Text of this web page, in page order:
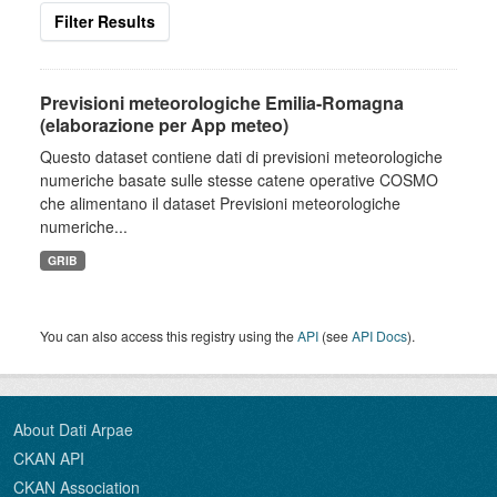
Filter Results
Previsioni meteorologiche Emilia-Romagna
(elaborazione per App meteo)
Questo dataset contiene dati di previsioni meteorologiche
numeriche basate sulle stesse catene operative COSMO
che alimentano il dataset Previsioni meteorologiche
numeriche...
GRIB
You can also access this registry using theAPI (seeAPI Docs).
About Dati Arpae
CKAN API
CKAN Association